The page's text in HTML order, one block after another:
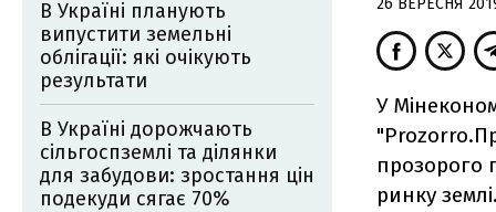
26 ВЕРЕСНЯ
У
прозорого
ринку
В Україні планують
випустити земельні
облігації: які очікують
результати
В Україні дорожчають
сільгоспземлі та ділянки
для забудови: зростання цін
подекуди сягає 70%